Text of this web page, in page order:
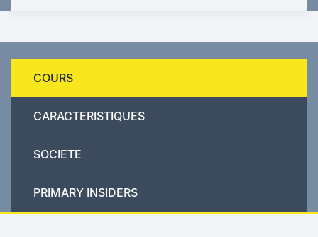
COURS
CARACTERISTIQUES
SOCIETE
PRIMARY INSIDERS